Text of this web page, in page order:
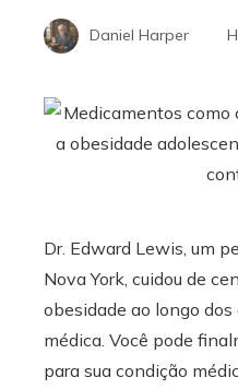
Daniel Harper
Dr. Edward Lewis, um
Nova York, cuidou de
obesidade ao longo
médica. Você pode
para sua condição